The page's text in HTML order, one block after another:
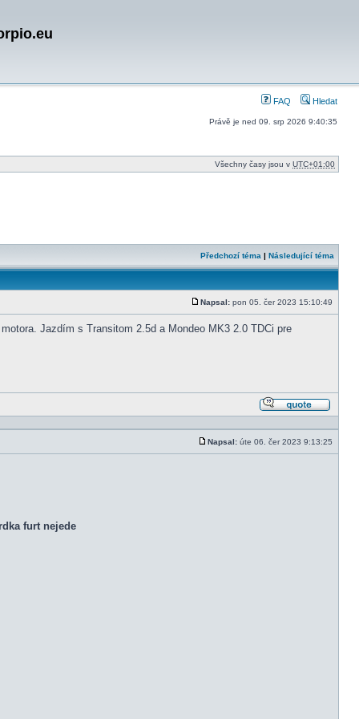
FAQ Hledat
Právě je ned 09. srp 2026 9:40:35
Všechny časy jsou v UTC+01:00
Předchozí téma | Následující téma
Příspěvek
Napsal: pon 05. čer 2023 15:10:49
Jazdím s Transitom 2.5d a Mondeo MK3 2.0 TDCi pre
Příspěvek
Napsal: úte 06. čer 2023 9:13:25
furt nejede